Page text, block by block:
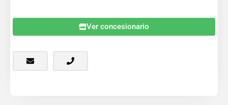
Ver concesionario